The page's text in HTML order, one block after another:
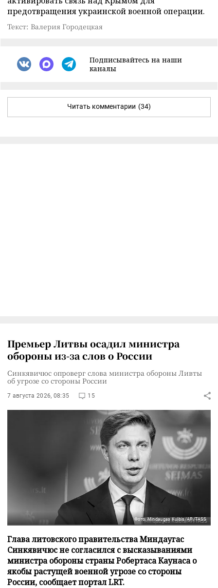
предотвращения украинской военной операции.
Текст: Валерия Городецкая
Подписывайтесь на наши
каналы
Читать комментарии (34)
Премьер Литвы осадил министра
обороны из-за слов о России
Синкявичюс опроверг слова министра обороны Ливты
об угрозе со стороны России
7 августа 2026, 08:35 15
Фото: Mindaugas Kulbis/AP/TASS
Глава литовского правительства Миндаугас
Синкявичюс не согласился с высказываниями
министра обороны страны Робертаса Каунаса о
якобы растущей военной угрозе со стороны
России, сообщает портал LRT.